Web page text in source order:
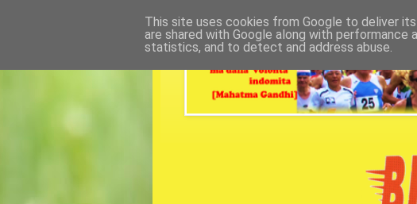
This site uses cookies from Google to deliver
are shared with Google along with
statistics, and to detect and address abuse.